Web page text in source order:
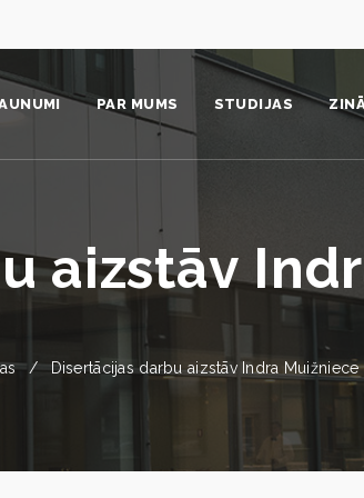
PAR MUMS
Komanda
Struktūra
Vides politika un stratēģija
STUDIJAS
Studentiem
Absolventi
Prakse
Mūžizglītība
aizstāv
Disertācijas darbu aizstāv Indra Muižniece